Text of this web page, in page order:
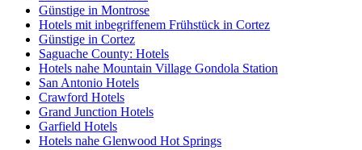
Günstige in Montrose
Hotels mit inbegriffenem Frühstück in Cortez
Günstige in Cortez
Saguache County: Hotels
Hotels nahe Mountain Village Gondola Station
San Antonio Hotels
Crawford Hotels
Grand Junction Hotels
Garfield Hotels
Hotels nahe Glenwood Hot Springs